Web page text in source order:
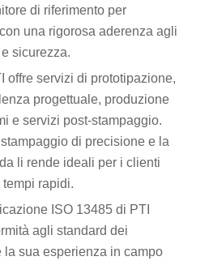
di riferimento per
una rigorosa aderenza agli
sicurezza.
offre servizi di prototipazione,
progettuale, produzione
e servizi post-stampaggio.
di precisione e la
li rende ideali per i clienti
rapidi.
ISO 13485 di PTI
agli standard dei
sua esperienza in campo